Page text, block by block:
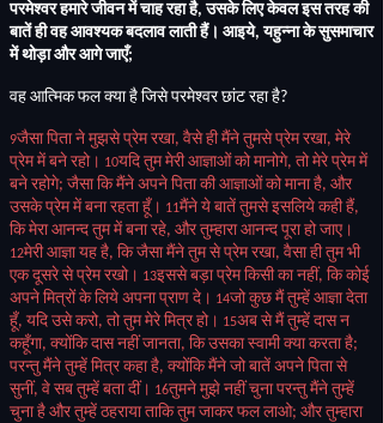
परमेश्वर हमारे जीवन में चाह रहा है,उसके लिए केवल इस तरह की
बातें ही वह आवश्यक बदलाव लाती हैं। आइये,यहुन्ना के सुसमाचार
में थोड़ा और आगे जाएँ;
वह आत्मिक फल क्या है जिसे परमेश्वर छांट रहा है?
9जैसा पिता ने मुझसे प्रेम रखा, वैसे ही मैंने तुमसे प्रेम रखा, मेरे
प्रेम में बने रहो। 10यदि तुम मेरी आज्ञाओं को मानोगे, तो मेरे प्रेम में
बने रहोगे; जैसा कि मैंने अपने पिता की आज्ञाओं को माना है, और
उसके प्रेम में बना रहता हूँ। 11मैंने ये बातें तुमसे इसलिये कही हैं,
कि मेरा आनन्द तुम में बना रहे, और तुम्हारा आनन्द पूरा हो जाए।
12मेरी आज्ञा यह है, कि जैसा मैंने तुम से प्रेम रखा, वैसा ही तुम भी
एक दूसरे से प्रेम रखो। 13इससे बड़ा प्रेम किसी का नहीं, कि कोई
अपने मित्रों के लिये अपना प्राण दे। 14जो कुछ मैं तुम्हें आज्ञा देता
हूँ, यदि उसे करो, तो तुम मेरे मित्र हो। 15अब से मैं तुम्हें दास न
कहूँगा, क्योंकि दास नहीं जानता, कि उसका स्वामी क्या करता है;
परन्तु मैंने तुम्हें मित्र कहा है, क्योंकि मैंने जो बातें अपने पिता से
सुनीं, वे सब तुम्हें बता दीं। 16तुमने मुझे नहीं चुना परन्तु मैंने तुम्हें
चुना है और तुम्हें ठहराया ताकि तुम जाकर फल लाओ; और तुम्हारा